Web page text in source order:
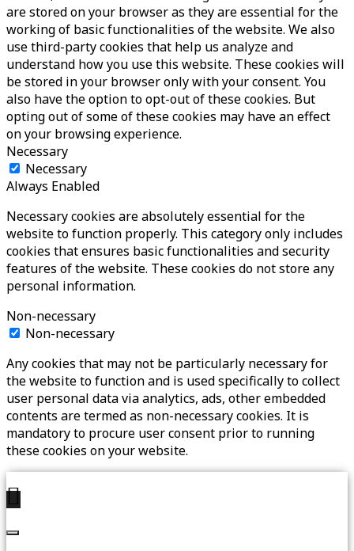
are stored on your browser as they are essential for the
working of basic functionalities of the website. We also
use third-party cookies that help us analyze and
understand how you use this website. These cookies will
be stored in your browser only with your consent. You
also have the option to opt-out of these cookies. But
opting out of some of these cookies may have an effect
on your browsing experience.
Necessary
Necessary
Always Enabled
Necessary cookies are absolutely essential for the
website to function properly. This category only includes
cookies that ensures basic functionalities and security
features of the website. These cookies do not store any
personal information.
Non-necessary
Non-necessary
Any cookies that may not be particularly necessary for
the website to function and is used specifically to collect
user personal data via analytics, ads, other embedded
contents are termed as non-necessary cookies. It is
mandatory to procure user consent prior to running
these cookies on your website.